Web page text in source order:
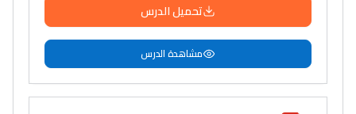
تحميل الدرس
مشاهدة الدرس